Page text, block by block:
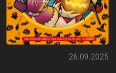
26.09.2025